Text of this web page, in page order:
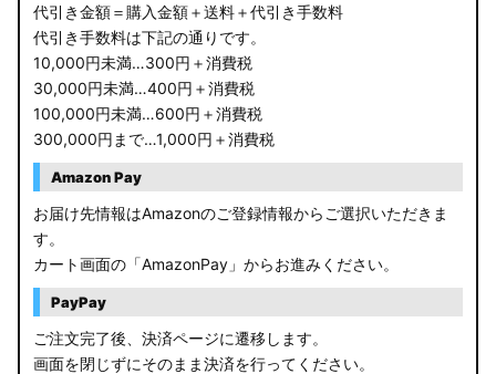
代引き金額＝購入金額＋送料＋代引き手数料
代引き手数料は下記の通りです。
10,000円未満…300円＋消費税
30,000円未満…400円＋消費税
100,000円未満…600円＋消費税
300,000円まで…1,000円＋消費税
Amazon Pay
お届け先情報はAmazonのご登録情報からご選択いただきま
す。
カート画面の「AmazonPay」からお進みください。
PayPay
ご注文完了後、決済ページに遷移します。
画面を閉じずにそのまま決済を行ってください。